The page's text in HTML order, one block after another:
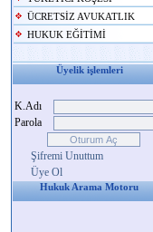
ÜCRETSİZ AVUKATLIK
HUKUK EĞİTİMİ
Üyelik işlemleri
K.Adı
Parola
Şifremi Unuttum
Üye Ol
Hukuk Arama Motoru